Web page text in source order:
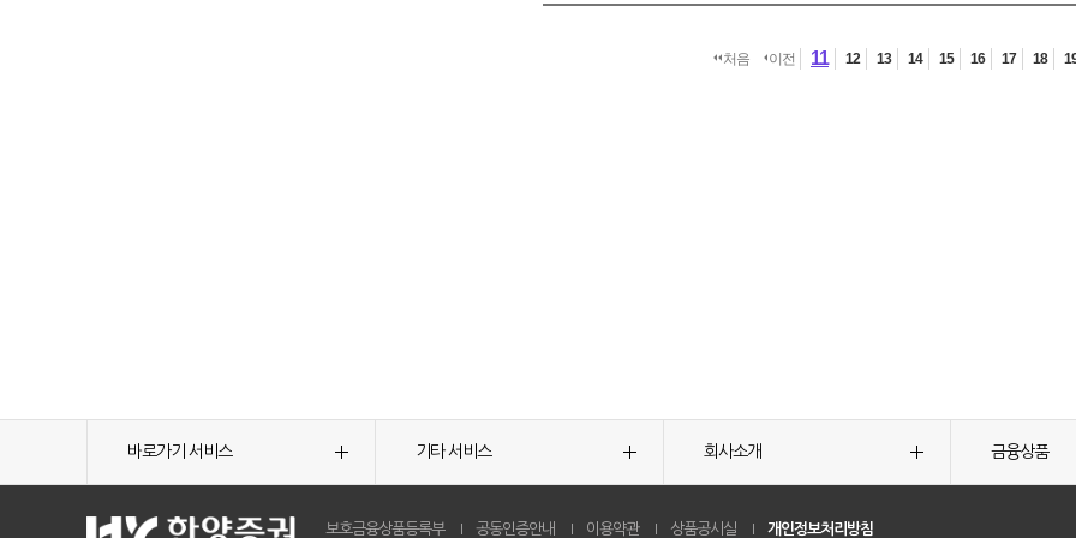
처음 이전 11 12 13 14 15 16 17 18
바로가기 서비스 기타 서비스 회사소개 금융상품
보호금융상품등록부 공동인증안내 이용약관 상품공시실 개인정보처리방침